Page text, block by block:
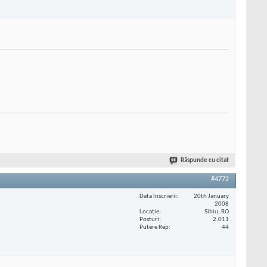
Răspunde cu citat
#4772
Data înscrierii
20th January
2008
Locaţie
Sibiu, RO
Posturi
2.011
Putere Rep
44